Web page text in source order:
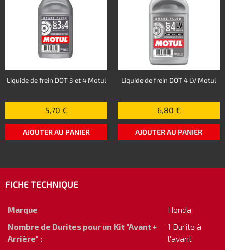
Liquide de frein DOT 3 et 4 Motul
5,70 €
AJOUTER AU PANIER
Liquide de frein DOT 4 LV Motul
6,80 €
AJOUTER AU PANIER
FICHE TECHNIQUE
Marque
Honda
Nombre de Durites pour un Kit "Avant +
Arrière" :
1 Durite à
l'avant